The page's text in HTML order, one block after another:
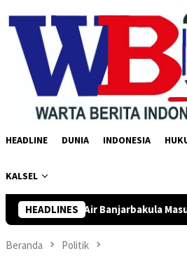
HEADLINE DUNIA INDONESIA
KALSEL
HEADLINES
Masuk APBN 2027
Beranda Politik